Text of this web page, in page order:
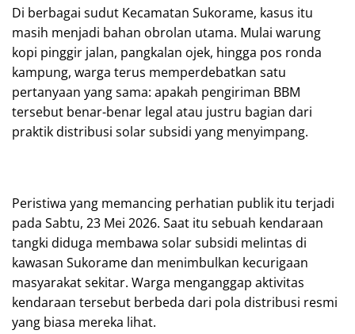
Di berbagai sudut Kecamatan Sukorame, kasus itu
masih menjadi bahan obrolan utama. Mulai warung
kopi pinggir jalan, pangkalan ojek, hingga pos ronda
kampung, warga terus memperdebatkan satu
pertanyaan yang sama: apakah pengiriman BBM
tersebut benar-benar legal atau justru bagian dari
praktik distribusi solar subsidi yang menyimpang.
Peristiwa yang memancing perhatian publik itu terjadi
pada Sabtu, 23 Mei 2026. Saat itu sebuah kendaraan
tangki diduga membawa solar subsidi melintas di
kawasan Sukorame dan menimbulkan kecurigaan
masyarakat sekitar. Warga menganggap aktivitas
kendaraan tersebut berbeda dari pola distribusi resmi
yang biasa mereka lihat.